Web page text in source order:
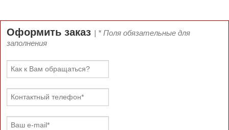
Оформить заказ | * Поля обязательные для
заполнения